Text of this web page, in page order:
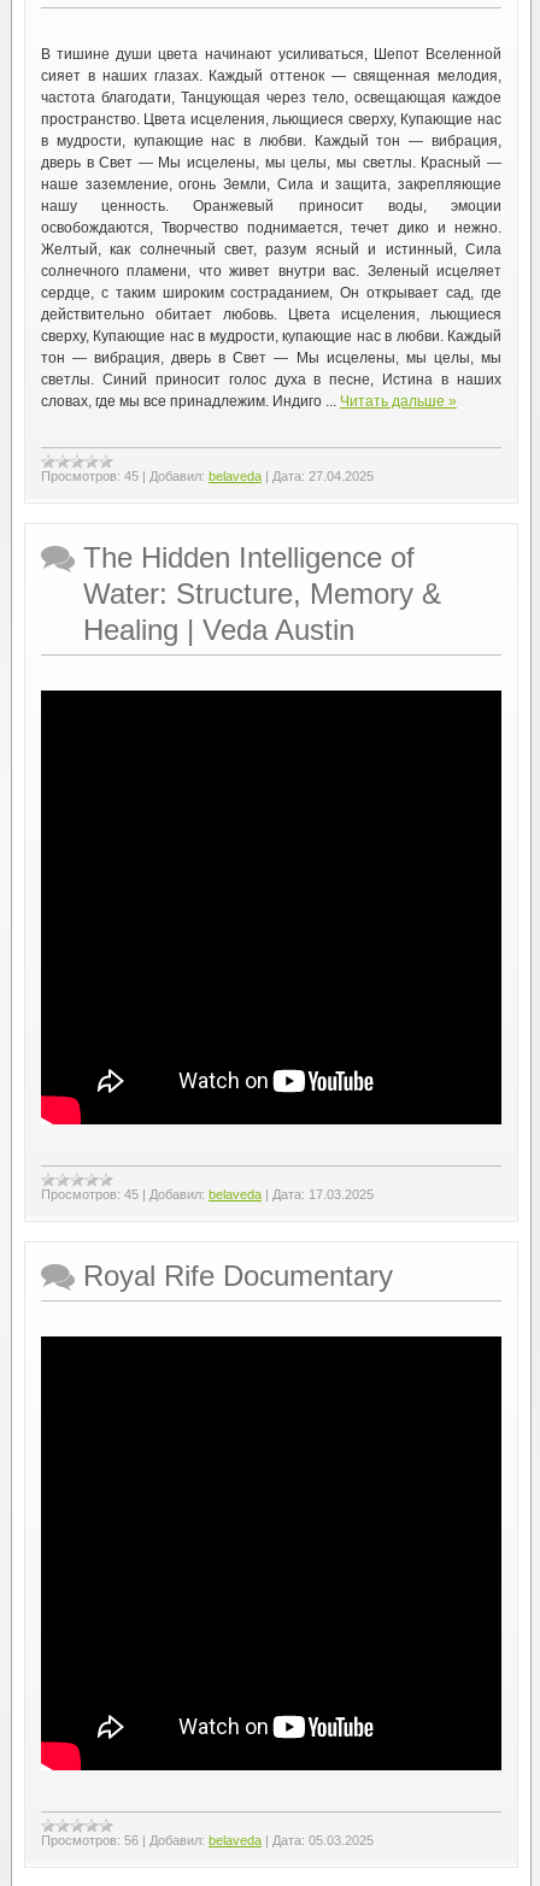
В тишине души цвета начинают усиливаться, Шепот Вселенной
сияет в наших глазах. Каждый оттенок — священная мелодия,
частота благодати, Танцующая через тело, освещающая каждое
пространство. Цвета исцеления, льющиеся сверху, Купающие нас
в мудрости, купающие нас в любви. Каждый тон — вибрация,
дверь в Свет — Мы исцелены, мы целы, мы светлы. Красный —
наше заземление, огонь Земли, Сила и защита, закрепляющие
нашу ценность. Оранжевый приносит воды, эмоции
освобождаются, Творчество поднимается, течет дико и нежно.
Желтый, как солнечный свет, разум ясный и истинный, Сила
солнечного пламени, что живет внутри вас. Зеленый исцеляет
сердце, с таким широким состраданием, Он открывает сад, где
действительно обитает любовь. Цвета исцеления, льющиеся
сверху, Купающие нас в мудрости, купающие нас в любви. Каждый
тон — вибрация, дверь в Свет — Мы исцелены, мы целы, мы
светлы. Синий приносит голос духа в песне, Истина в наших
словах, где мы все принадлежим. Индиго ... Читать дальше »
Просмотров: 45 | Добавил: belaveda | Дата: 27.04.2025
The Hidden Intelligence of
Water: Structure, Memory &
Healing | Veda Austin
Просмотров: 45 | Добавил: belaveda | Дата: 17.03.2025
Royal Rife Documentary
Просмотров: 56 | Добавил: belaveda | Дата: 05.03.2025